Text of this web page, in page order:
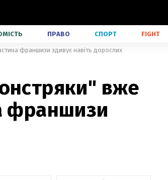
ПРАВО СПОРТ FIGHT
франшизи здивує навіть дорослих
вже
франшизи